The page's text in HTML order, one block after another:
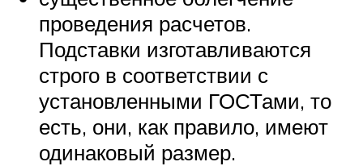
проведения расчетов.
Подставки изготавливаются
строго в соответствии с
установленными ГОСТами, то
есть, они, как правило, имеют
одинаковый размер.